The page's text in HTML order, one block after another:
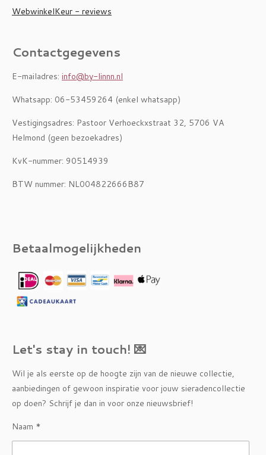
WebwinkelKeur - reviews
Contactgegevens
E-mailadres: info@by-linnn.nl
Whatsapp: 06-53459264 (enkel whatsapp)
Vestigingsadres: Pastoor Verhoeckxstraat 32, 5706 VA
Helmond (geen bezoekadres)
KvK-nummer: 90514939
BTW nummer: NL004822666B87
Betaalmogelijkheden
Let's stay in touch! 💌
Wil je als eerste op de hoogte zijn van de nieuwe collectie,
aanbiedingen of gewoon inspiratie voor jouw sieradencollectie
op doen? Schrijf je dan in voor onze nieuwsbrief!
Naam *